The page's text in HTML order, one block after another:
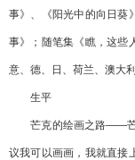
事》、《阳光中的向日葵
事》；随笔集《瞧，这些
意、德、日、荷兰、澳大
生平
芒克的绘画之路——芒
议我可以画画，我就直接